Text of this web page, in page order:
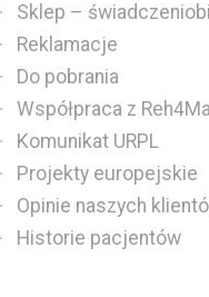
Sklep –
Reklamacje
Do pobrania
Współpraca z
Komunikat URPL
Projekty europejskie
Opinie naszych
Historie pacjentów